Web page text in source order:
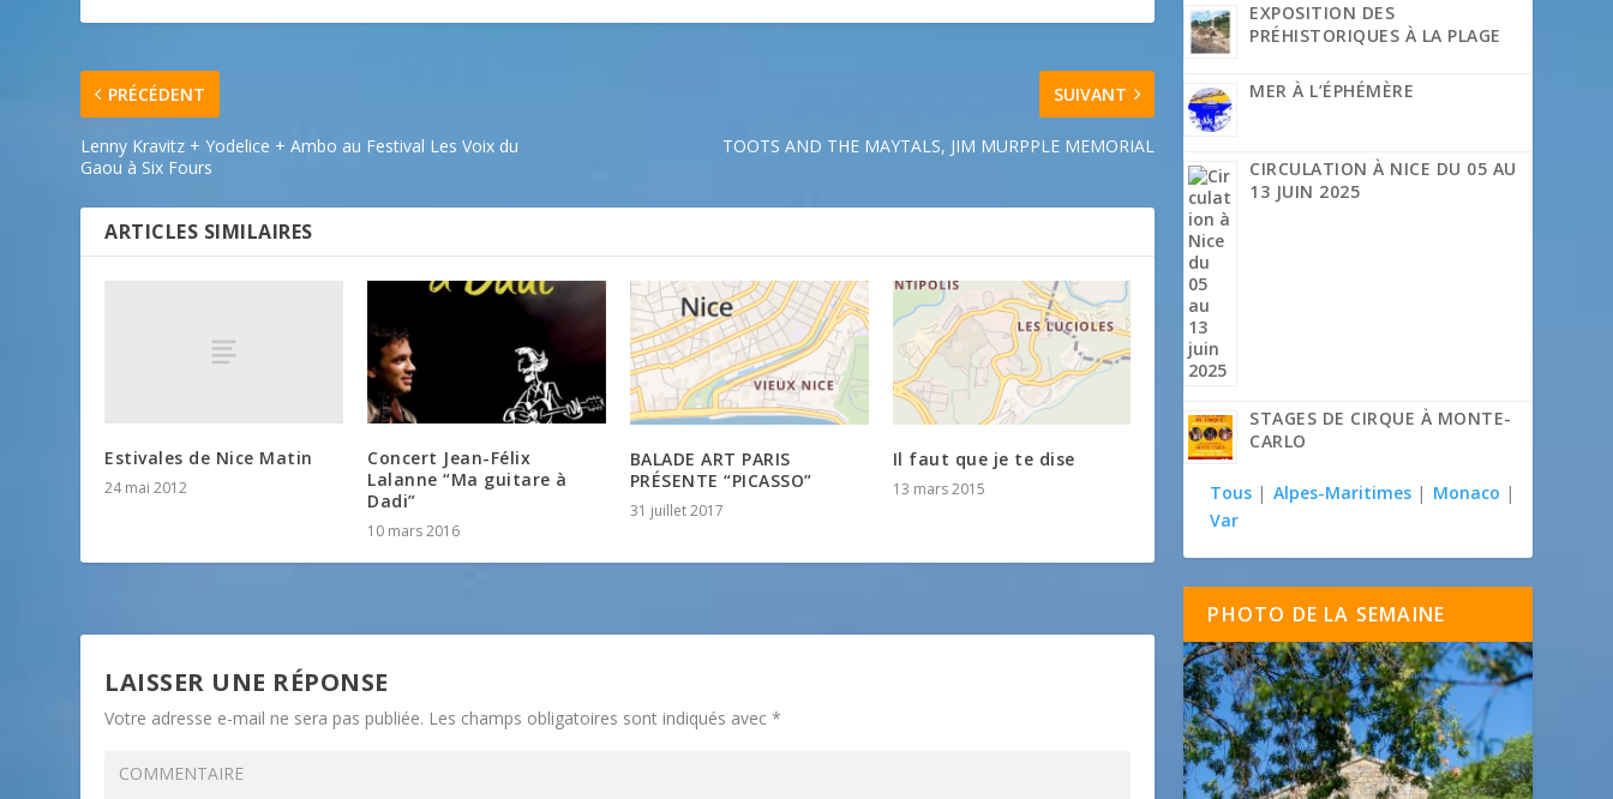
PRÉCÉDENT
Lenny Kravitz + Yodelice + Ambo au Festival Les Voix du
Gaou à Six Fours
SUIVANT
TOOTS AND THE MAYTALS, JIM MURPPLE MEMORIAL
ARTICLES SIMILAIRES
Estivales de Nice Matin
24 mai 2012
Concert Jean-Félix
Lalanne “Ma guitare à
Dadi”
10 mars 2016
BALADE ART PARIS
PRÉSENTE “PICASSO”
31 juillet 2017
Il faut que je te dise
13 mars 2015
LAISSER UNE RÉPONSE
Votre adresse e-mail ne sera pas publiée. Les champs obligatoires sont indiqués avec*
EXPOSITION DES
PRÉHISTORIQUES À LA PLAGE
MER À L’ÉPHÉMÈRE
CIRCULATION À NICE DU 05 AU
13 JUIN 2025
STAGES DE CIRQUE À MONTE-
CARLO
Tous | Alpes-Maritimes | Monaco |
Var
PHOTO DE LA SEMAINE